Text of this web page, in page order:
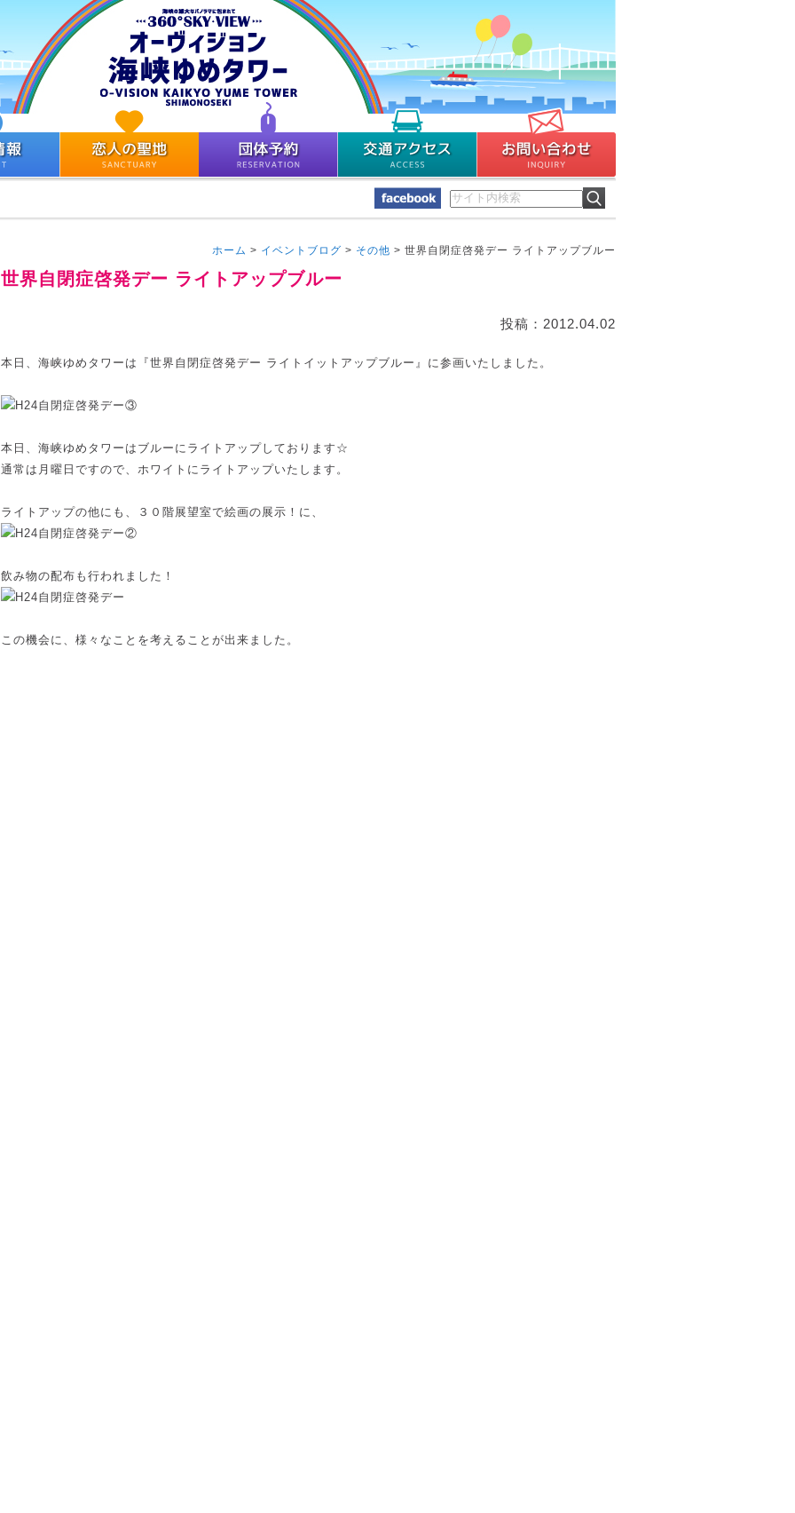
ホーム > イベントブログ > その他 > 世界自閉症啓発デー ライトアップブルー
世界自閉症啓発デー ライトアップブルー
投稿：2012.04.02
本日、海峡ゆめタワーは『世界自閉症啓発デー ライトイットアップブルー』に参画いたしました。
本日、海峡ゆめタワーはブルーにライトアップしております☆
通常は月曜日ですので、ホワイトにライトアップいたします。
ライトアップの他にも、３０階展望室で絵画の展示！に、
飲み物の配布も行われました！
この機会に、様々なことを考えることが出来ました。